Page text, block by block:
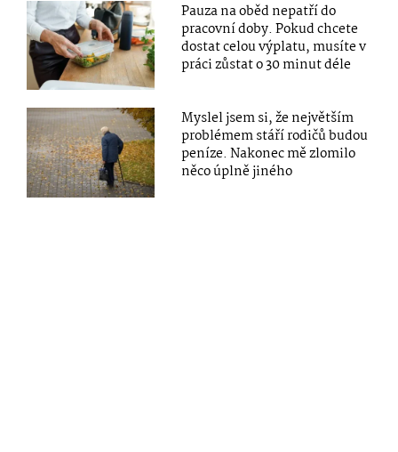
Pauza na oběd nepatří do
pracovní doby. Pokud chcete
dostat celou výplatu, musíte v
práci zůstat o 30 minut déle
Myslel jsem si, že největším
problémem stáří rodičů budou
peníze. Nakonec mě zlomilo
něco úplně jiného